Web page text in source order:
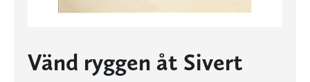
Vänd ryggen åt Sivert